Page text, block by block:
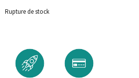
Rupture de stock